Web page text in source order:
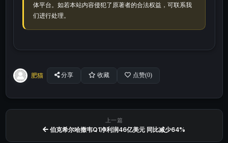
体平台。如若本站内容侵犯了原著者的合法权益，可联系我
们进行处理。
肥猫 分享 收藏 点赞(0)
上一篇
伯克希尔哈撒韦Q1净利润46亿美元 同比减少64%